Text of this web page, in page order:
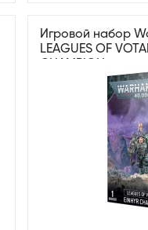
Игровой набор
LEAGUES OF